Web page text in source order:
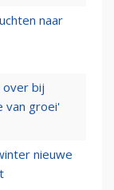
naar
over bij
van groei'
nieuwe